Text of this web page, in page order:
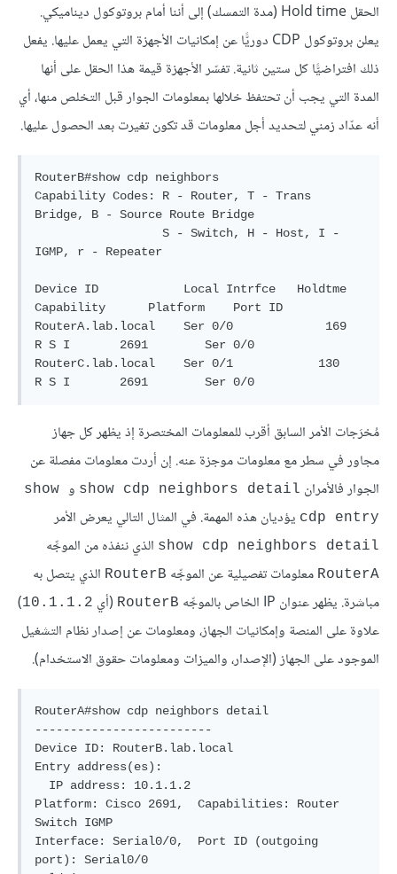
الحقل Hold time (مدة التمسك) إلى أننا أمام بروتوكول ديناميكي.
يعلن بروتوكول CDP دوريًّا عن إمكانيات الأجهزة التي يعمل عليها. يفعل
ذلك افتراضيًّا كل ستين ثانية. تفسّر الأجهزة قيمة هذا الحقل على أنها
المدة التي يجب أن تحتفظ خلالها بمعلومات الجوار قبل التخلص منها، أي
أنه عدّاد زمني لتحديد أجل معلومات قد تكون تغيرت بعد الحصول عليها.
RouterB#show cdp neighbors
Capability Codes: R - Router, T - Trans
Bridge, B - Source Route Bridge
IGMP, r - Repeater
Device ID            Local Intrfce   Holdtme
Capability      Platform    Port ID
RouterA.lab.local    Ser 0/0             169
R S I       2691        Ser 0/0
RouterC.lab.local    Ser 0/1            130
مُخرَجات الأمر السابق أقرب للمعلومات المختصرة إذ يظهر كل جهاز
مجاور في سطر مع معلومات موجزة عنه. إن أردت معلومات مفصلة عن
الجوار فالأمران show cdp neighbors detail و show
cdp entry يؤديان هذه المهمة. في المثال التالي يعرض الأمر
show cdp neighbors detail الذي ننفذه من الموجِّه
RouterA معلومات تفصيلية عن الموجِّه RouterB الذي يتصل به
مباشرة. يظهر عنوان IP الخاص بالموجِّه
RouterB (أي ‎‎‎‎‎10.1.1.2
)
علاوة على المنصة وإمكانيات الجهاز، ومعلومات عن إصدار نظام التشغيل
الموجود على الجهاز (الإصدار، والميزات ومعلومات حقوق الاستخدام).
RouterA#show cdp neighbors detail
-------------------------
Device ID: RouterB.lab.local
Entry address(es):
Platform: Cisco 2691,  Capabilities: Router
Switch IGMP
Interface: Serial0/0,  Port ID (outgoing
port): Serial0/0